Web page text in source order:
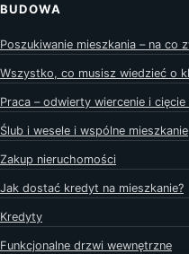
BUDOWA
Poszukiwanie mieszkania – na co
Wszystko, co musisz wiedzieć o
Praca – odwierty wiercenie i
Ślub i wesele i wspólne mieszkanie
Zakup nieruchomości
Jak dostać kredyt na mieszkanie?
Kredyty
Funkcjonalne drzwi wewnętrzne